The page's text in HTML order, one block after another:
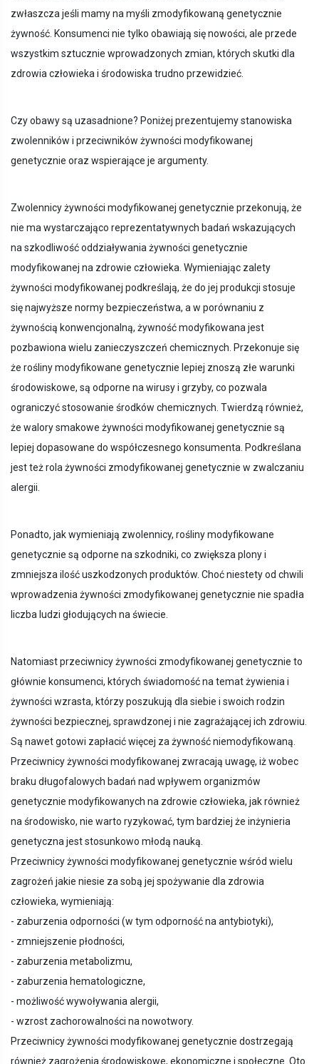
zwłaszcza jeśli mamy na myśli zmodyfikowaną genetycznie
żywność. Konsumenci nie tylko obawiają się nowości, ale przede
wszystkim sztucznie wprowadzonych zmian, których skutki dla
zdrowia człowieka i środowiska trudno przewidzieć.
Czy obawy są uzasadnione? Poniżej prezentujemy stanowiska
zwolenników i przeciwników żywności modyfikowanej
genetycznie oraz wspierające je argumenty.
Zwolennicy żywności modyfikowanej genetycznie przekonują, że
nie ma wystarczająco reprezentatywnych badań wskazujących
na szkodliwość oddziaływania żywności genetycznie
modyfikowanej na zdrowie człowieka. Wymieniając zalety
żywności modyfikowanej podkreślają, że do jej produkcji stosuje
się najwyższe normy bezpieczeństwa, a w porównaniu z
żywnością konwencjonalną, żywność modyfikowana jest
pozbawiona wielu zanieczyszczeń chemicznych. Przekonuje się
że rośliny modyfikowane genetycznie lepiej znoszą złe warunki
środowiskowe, są odporne na wirusy i grzyby, co pozwala
ograniczyć stosowanie środków chemicznych. Twierdzą również,
że walory smakowe żywności modyfikowanej genetycznie są
lepiej dopasowane do współczesnego konsumenta. Podkreślana
jest też rola żywności zmodyfikowanej genetycznie w zwalczaniu
alergii.
Ponadto, jak wymieniają zwolennicy, rośliny modyfikowane
genetycznie są odporne na szkodniki, co zwiększa plony i
zmniejsza ilość uszkodzonych produktów. Choć niestety od chwili
wprowadzenia żywności zmodyfikowanej genetycznie nie spadła
liczba ludzi głodujących na świecie.
Natomiast przeciwnicy żywności zmodyfikowanej genetycznie to
głównie konsumenci, których świadomość na temat żywienia i
żywności wzrasta, którzy poszukują dla siebie i swoich rodzin
żywności bezpiecznej, sprawdzonej i nie zagrażającej ich zdrowiu.
Są nawet gotowi zapłacić więcej za żywność niemodyfikowaną.
Przeciwnicy żywności modyfikowanej zwracają uwagę, iż wobec
braku długofalowych badań nad wpływem organizmów
genetycznie modyfikowanych na zdrowie człowieka, jak również
na środowisko, nie warto ryzykować, tym bardziej że inżynieria
genetyczna jest stosunkowo młodą nauką.
Przeciwnicy żywności modyfikowanej genetycznie wśród wielu
zagrożeń jakie niesie za sobą jej spożywanie dla zdrowia
człowieka, wymieniają:
- zaburzenia odporności (w tym odporność na antybiotyki),
- zmniejszenie płodności,
- zaburzenia metabolizmu,
- zaburzenia hematologiczne,
- możliwość wywoływania alergii,
- wzrost zachorowalności na nowotwory.
Przeciwnicy żywności modyfikowanej genetycznie dostrzegają
również zagrożenia środowiskowe, ekonomiczne i społeczne. Oto